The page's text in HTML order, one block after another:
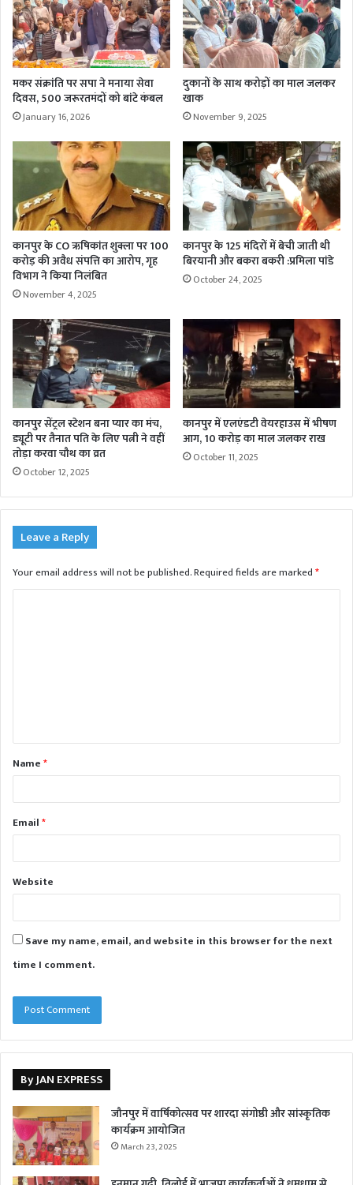
मकर संक्रांति पर सपा ने मनाया सेवा
दिवस, 500 जरूरतमंदों को बांटे कंबल
January 16, 2026
दुकानों के साथ करोड़ों का माल जलकर
खाक
November 9, 2025
कानपुर के CO ऋषिकांत शुक्ला पर 100
करोड़ की अवैध संपत्ति का आरोप, गृह
विभाग ने किया निलंबित
November 4, 2025
कानपुर के 125 मंदिरों में बेची जाती थी
बिरयानी और बकरा बकरी :प्रमिला पांडे
October 24, 2025
कानपुर सेंट्रल स्टेशन बना प्यार का मंच,
ड्यूटी पर तैनात पति के लिए पत्नी ने वहीं
तोड़ा करवा चौथ का व्रत
October 12, 2025
कानपुर में एलएंडटी वेयरहाउस में भीषण
आग, 10 करोड़ का माल जलकर राख
October 11, 2025
Leave a Reply
Your email address will not be published.Required fields are marked*
t
*Name*
Email*
Website
Save my name, email, and website in this browser for the next
time I comment.
By JAN EXPRESS
जौनपुर में वार्षिकोत्सव पर शारदा संगोष्ठी और सांस्कृतिक
कार्यक्रम आयोजित
March 23, 2025